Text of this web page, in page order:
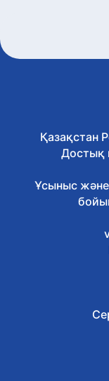
6
6
6
6
6
6
Қазақстан
Достық
Ұсыныс